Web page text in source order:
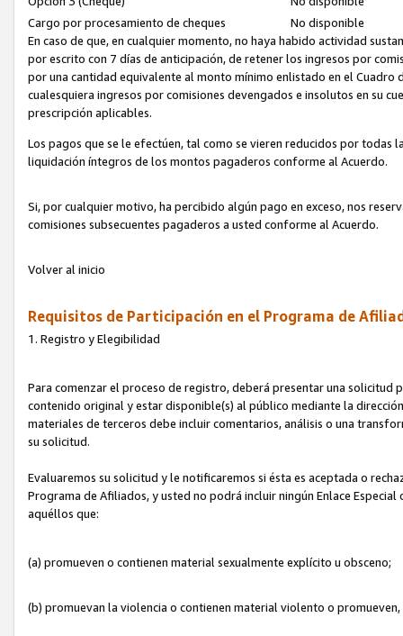
Cargo por procesamiento de cheques
No disponible
En caso de que, en cualquier momento, no haya habido actividad
por escrito con 7 días de anticipación, de retener los ingresos por
por una cantidad equivalente al monto mínimo enlistado en el
cualesquiera ingresos por comisiones devengados e insolutos en su
prescripción aplicables.
Los pagos que se le efectúen, tal como se vieren reducidos por todas
liquidación íntegros de los montos pagaderos conforme al Acuerdo.
Si, por cualquier motivo, ha percibido algún pago en exceso, nos
comisiones subsecuentes pagaderos a usted conforme al Acuerdo.
Volver al inicio
Requisitos de Participación en el Programa de
1. Registro y Elegibilidad
Para comenzar el proceso de registro, deberá presentar una solicitud
contenido original y estar disponible(s) al público mediante la
materiales de terceros debe incluir comentarios, análisis o una
su solicitud.
Evaluaremos su solicitud y le notificaremos si ésta es aceptada o
Programa de Afiliados, y usted no podrá incluir ningún Enlace
aquéllos que:
(a) promueven o contienen material sexualmente explícito u obsceno;
(b) promuevan la violencia o contienen material violento o